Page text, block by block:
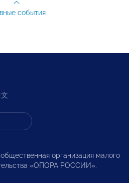
события
организация малого
«ОПОРА РОССИИ».